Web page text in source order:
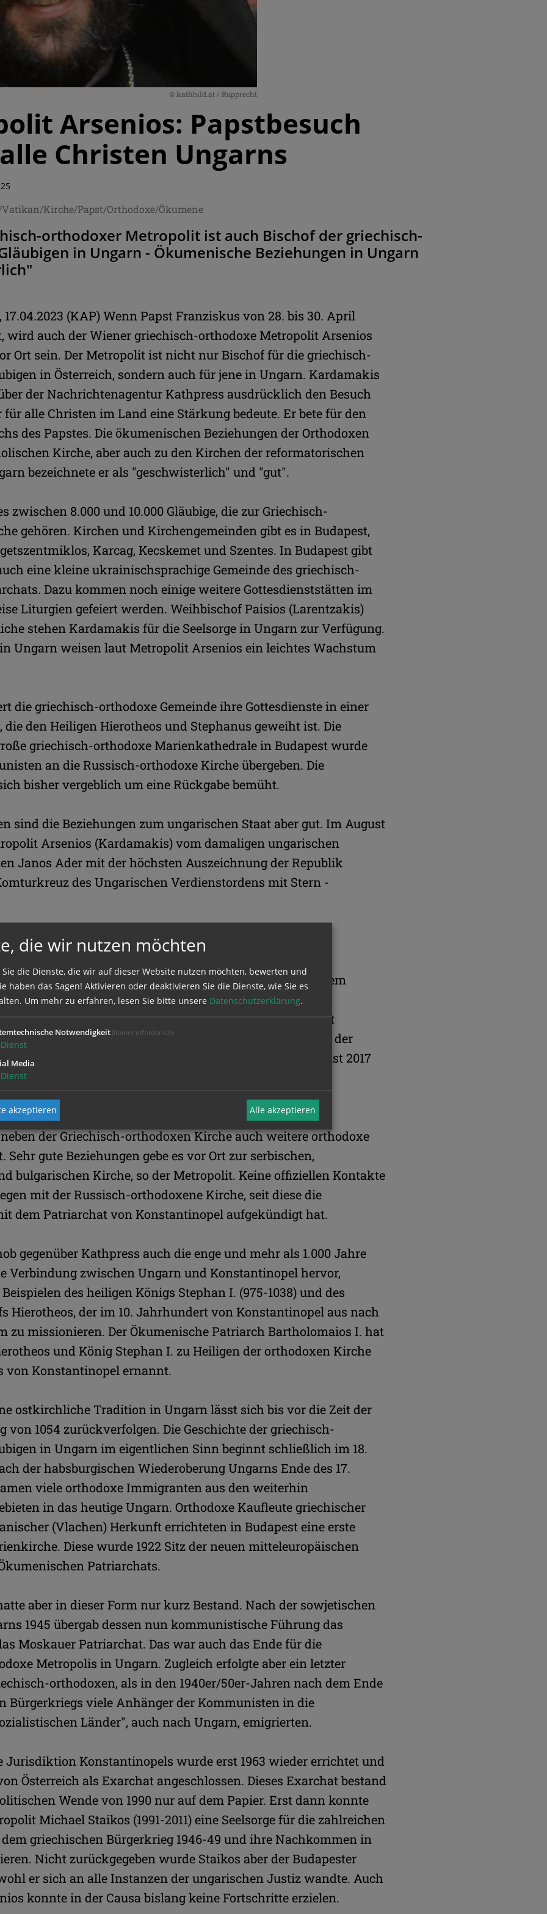
© kathbild.at / Rupprecht
Arsenios: Papstbesuch
Christen Ungarns
Kirche/Papst/Orthodoxe/Ökumene
orthodoxer Metropolit ist auch Bischof der griechisch-
in Ungarn - Ökumenische Beziehungen in Ungarn
(KAP) Wenn Papst Franziskus von 28. bis 30. April
wird auch der Wiener griechisch-orthodoxe Metropolit Arsenios
Ort sein. Der Metropolit ist nicht nur Bischof für die griechisch-
in Österreich, sondern auch für jene in Ungarn. Kardamakis
der Nachrichtenagentur Kathpress ausdrücklich den Besuch
für alle Christen im Land eine Stärkung bedeute. Er bete für den
des Papstes. Die ökumenischen Beziehungen der Orthodoxen
Kirche, aber auch zu den Kirchen der reformatorischen
bezeichnete er als "geschwisterlich" und "gut".
zwischen 8.000 und 10.000 Gläubige, die zur Griechisch-
gehören. Kirchen und Kirchengemeinden gibt es in Budapest,
Karcag, Kecskemet und Szentes. In Budapest gibt
eine kleine ukrainischsprachige Gemeinde des griechisch-
Dazu kommen noch einige weitere Gottesdienststätten im
Liturgien gefeiert werden. Weihbischof Paisios (Larentzakis)
stehen Kardamakis für die Seelsorge in Ungarn zur Verfügung.
Ungarn weisen laut Metropolit Arsenios ein leichtes Wachstum
die griechisch-orthodoxe Gemeinde ihre Gottesdienste in einer
den Heiligen Hierotheos und Stephanus geweiht ist. Die
griechisch-orthodoxe Marienkathedrale in Budapest wurde
an die Russisch-orthodoxe Kirche übergeben. Die
bisher vergeblich um eine Rückgabe bemüht.
sind die Beziehungen zum ungarischen Staat aber gut. Im August
Arsenios (Kardamakis) vom damaligen ungarischen
Janos Ader mit der höchsten Auszeichnung der Republik
des Ungarischen Verdienstordens mit Stern -
Konstantinopel
Abschluss einer Art Konkordat zwischen Ungarn und dem
2017 wurde laut dem Exarchat von der
ein Gebäudekomplex in der Budapester Innenstadt
das administrative, spirituelle und soziale Zentrum der
in Ungarn sein soll. Zur feierlichen Übergabe im August 2017
Patriarch Bartholomaios angereist. Die
bislang noch nicht abgeschlossen.
der Griechisch-orthodoxen Kirche auch weitere orthodoxe
Sehr gute Beziehungen gebe es vor Ort zur serbischen,
bulgarischen Kirche, so der Metropolit. Keine offiziellen Kontakte
mit der Russisch-orthodoxene Kirche, seit diese die
dem Patriarchat von Konstantinopel aufgekündigt hat.
gegenüber Kathpress auch die enge und mehr als 1.000 Jahre
Verbindung zwischen Ungarn und Konstantinopel hervor,
des heiligen Königs Stephan I. (975-1038) und des
Hierotheos, der im 10. Jahrhundert von Konstantinopel aus nach
zu missionieren. Der Ökumenische Patriarch Bartholomaios I. hat
und König Stephan I. zu Heiligen der orthodoxen Kirche
von Konstantinopel ernannt.
ostkirchliche Tradition in Ungarn lässt sich bis vor die Zeit der
von 1054 zurückverfolgen. Die Geschichte der griechisch-
in Ungarn im eigentlichen Sinn beginnt schließlich im 18.
der habsburgischen Wiederoberung Ungarns Ende des 17.
viele orthodoxe Immigranten aus den weiterhin
in das heutige Ungarn. Orthodoxe Kaufleute griechischer
(Vlachen) Herkunft errichteten in Budapest eine erste
Diese wurde 1922 Sitz der neuen mitteleuropäischen
Patriarchats.
aber in dieser Form nur kurz Bestand. Nach der sowjetischen
1945 übergab dessen nun kommunistische Führung das
Moskauer Patriarchat. Das war auch das Ende für die
Metropolis in Ungarn. Zugleich erfolgte aber ein letzter
orthodoxen, als in den 1940er/50er-Jahren nach dem Ende
Bürgerkriegs viele Anhänger der Kommunisten in die
Länder", auch nach Ungarn, emigrierten.
Jurisdiktion Konstantinopels wurde erst 1963 wieder errichtet und
Österreich als Exarchat angeschlossen. Dieses Exarchat bestand
Wende von 1990 nur auf dem Papier. Erst dann konnte
Michael Staikos (1991-2011) eine Seelsorge für die zahlreichen
griechischen Bürgerkrieg 1946-49 und ihre Nachkommen in
Nicht zurückgegeben wurde Staikos aber der Budapester
er sich an alle Instanzen der ungarischen Justiz wandte. Auch
konnte in der Causa bislang keine Fortschritte erzielen.
die wir nutzen möchten
Sie die Dienste, die wir auf dieser Website nutzen möchten, bewerten und
haben das Sagen! Aktivieren oder deaktivieren Sie die Dienste, wie Sie es
Um mehr zu erfahren, lesen Sie bitte unsere Datenschutzerklärung.
Notwendigkeit (immer erforderlich)
Dienst
Media
Dienst
akzeptieren Alle akzeptieren